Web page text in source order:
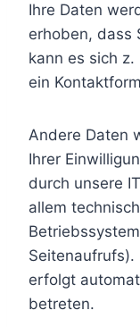
Ihre Daten
erhoben, dass
kann es sich
ein
Andere Daten
Ihrer
durch unsere
allem
Seitenaufrufs).
erfolgt
betreten.